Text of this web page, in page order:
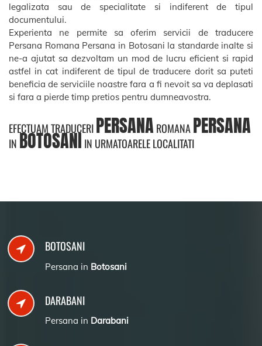
legalizata sau de specialitate si indiferent de tipul
documentului.
Experienta ne permite sa oferim servicii de traducere
Persana Romana Persana in Botosani la standarde inalte si
ne-a ajutat sa dezvoltam un mod de lucru eficient si rapid
astfel in cat indiferent de tipul de traducere dorit sa puteti
beneficia de serviciile noastre fara a fi nevoit sa va deplasati
si fara a pierde timp pretios pentru dumneavostra.
EFECTUAM TRADUCERIPERSANA ROMANAPERSANA
INBOTOSANIIN URMATOARELE LOCALITATI
BOTOSANI
Persana in Botosani
DARABANI
Persana in Darabani